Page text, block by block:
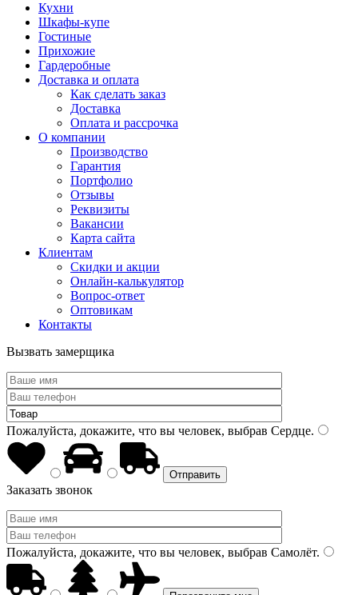
Кухни
Шкафы-купе
Гостиные
Прихожие
Гардеробные
Доставка и оплата
Как сделать заказ
Доставка
Оплата и рассрочка
О компании
Производство
Гарантия
Портфолио
Отзывы
Реквизиты
Вакансии
Карта сайта
Клиентам
Скидки и акции
Онлайн-калькулятор
Вопрос-ответ
Оптовикам
Контакты
Вызвать замерщика
Пожалуйста, докажите, что вы человек, выбрав Сердце.
Заказать звонок
Пожалуйста, докажите, что вы человек, выбрав Самолёт.